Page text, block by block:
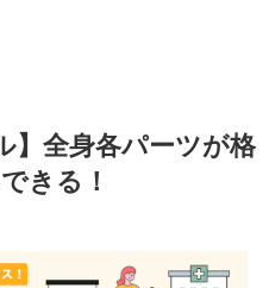
】全身各パーツが格
きる！